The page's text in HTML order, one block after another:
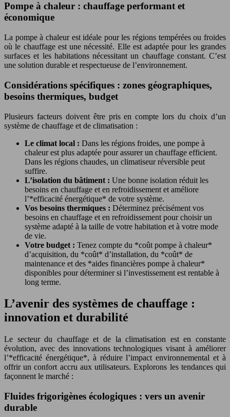
Pompe à chaleur : chauffage performant et
économique
La pompe à chaleur est idéale pour les régions tempérées ou froides
où le chauffage est une nécessité. Elle est adaptée pour les grandes
surfaces et les habitations nécessitant un chauffage constant. C’est
une solution durable et respectueuse de l’environnement.
Considérations spécifiques : zones géographiques,
besoins thermiques, budget
Plusieurs facteurs doivent être pris en compte lors du choix d’un
système de chauffage et de climatisation :
Le climat local : Dans les régions froides, une pompe à
chaleur est plus adaptée pour assurer un chauffage efficient.
Dans les régions chaudes, un climatiseur réversible peut
suffire.
L’isolation du bâtiment : Une bonne isolation réduit les
besoins en chauffage et en refroidissement et améliore
l’*efficacité énergétique* de votre système.
Vos besoins thermiques : Déterminez précisément vos
besoins en chauffage et en refroidissement pour choisir un
système adapté à la taille de votre habitation et à votre mode
de vie.
Votre budget : Tenez compte du *coût pompe à chaleur*
d’acquisition, du *coût* d’installation, du *coût* de
maintenance et des *aides financières pompe à chaleur*
disponibles pour déterminer si l’investissement est rentable à
long terme.
L’avenir des systèmes de chauffage :
innovation et durabilité
Le secteur du chauffage et de la climatisation est en constante
évolution, avec des innovations technologiques visant à améliorer
l’*efficacité énergétique*, à réduire l’impact environnemental et à
offrir un confort accru aux utilisateurs. Explorons les tendances qui
façonnent le marché :
Fluides frigorigènes écologiques : vers un avenir
durable